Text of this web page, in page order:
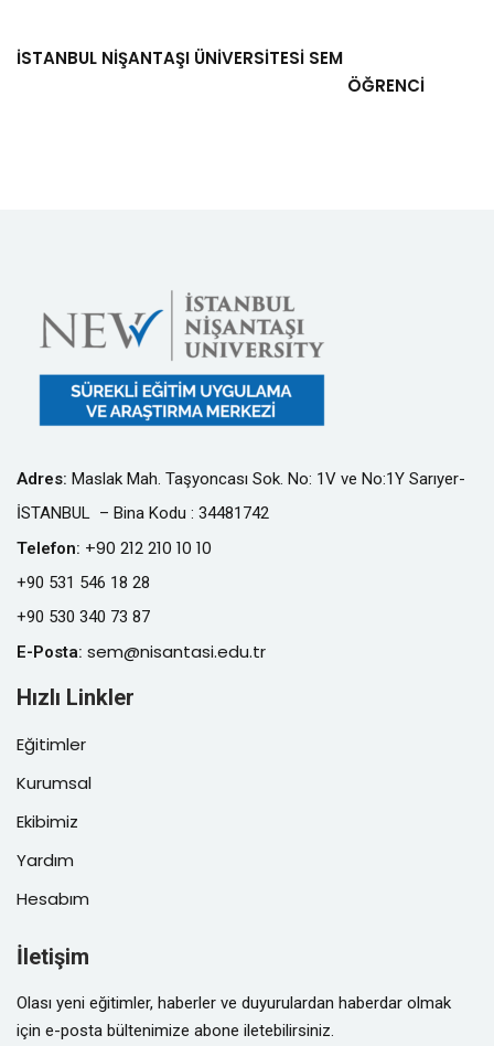
İSTANBUL NİŞANTAŞI ÜNİVERSİTESİ SEM
ÖĞRENCİ
Adres: Maslak Mah. Taşyoncası Sok. No: 1V ve No:1Y Sarıyer-
İSTANBUL – Bina Kodu : 34481742
Telefon: +90 212 210 10 10
+90 531 546 18 28
+90 530 340 73 87
E-Posta: sem@nisantasi.edu.tr
Hızlı Linkler
Eğitimler
Kurumsal
Ekibimiz
Yardım
Hesabım
İletişim
Olası yeni eğitimler, haberler ve duyurulardan haberdar olmak
için e-posta bültenimize abone iletebilirsiniz.